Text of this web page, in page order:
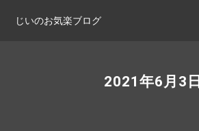
じいのお気楽ブログ
2021年6月3日